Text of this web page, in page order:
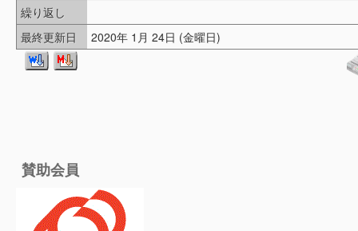
繰り返し
最終更新日
2020年 1月 24日 (金曜日)
賛助会員